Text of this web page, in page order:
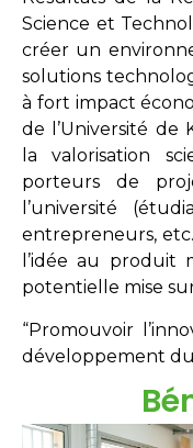
Science et
créer un
solutions
à fort impact
de l’Université de
la valorisation
porteurs de
l’université
entrepreneurs,
l’idée au produit
potentielle mise
“Promouvoir
développement
Étudiants Néo-